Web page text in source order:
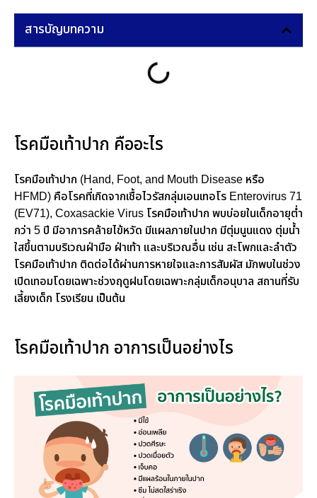
สารบัญบทความ
โรคมือเท้าปาก คืออะไร
โรคมือเท้าปาก (Hand, Foot, and Mouth Disease หรือ
HFMD) คือโรคที่เกิดจากเชื้อไวรัสกลุ่มเอนเทอโร Enterovirus 71
(EV71), Coxasackie Virus โรคมือเท้าปาก พบบ่อยในเด็กอายุต่ำ
กว่า 5 ปี มีอาการคล้ายไข้หวัด มีแผลภายในปาก มีตุ่มนูนแดง ตุ่มน้ำ
ใสขึ้นตามบริเวณฝ่ามือ ฝ่าเท้า และบริเวณอื่น เช่น สะโพกและลำตัว
โรคมือเท้าปาก ติดต่อได้ผ่านการหายใจและการสัมผัส มักพบในช่วง
เปิดเทอมโดยเฉพาะช่วงฤดูฝนโดยเฉพาะกลุ่มเด็กอนุบาล สถานที่รับ
เลี้ยงเด็ก โรงเรียน เป็นต้น
โรคมือเท้าปาก อาการเป็นอย่างไร